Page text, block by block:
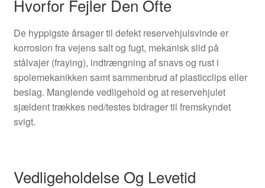
Hvorfor Fejler Den Ofte
De hyppigste årsager til defekt reservehjulsvinde er
korrosion fra vejens salt og fugt, mekanisk slid på
stålvajer (fraying), indtrængning af snavs og rust i
spolemekanikken samt sammenbrud af plasticclips eller
beslag. Manglende vedligehold og at reservehjulet
sjældent trækkes ned/testes bidrager til fremskyndet
svigt.
Vedligeholdelse Og Levetid